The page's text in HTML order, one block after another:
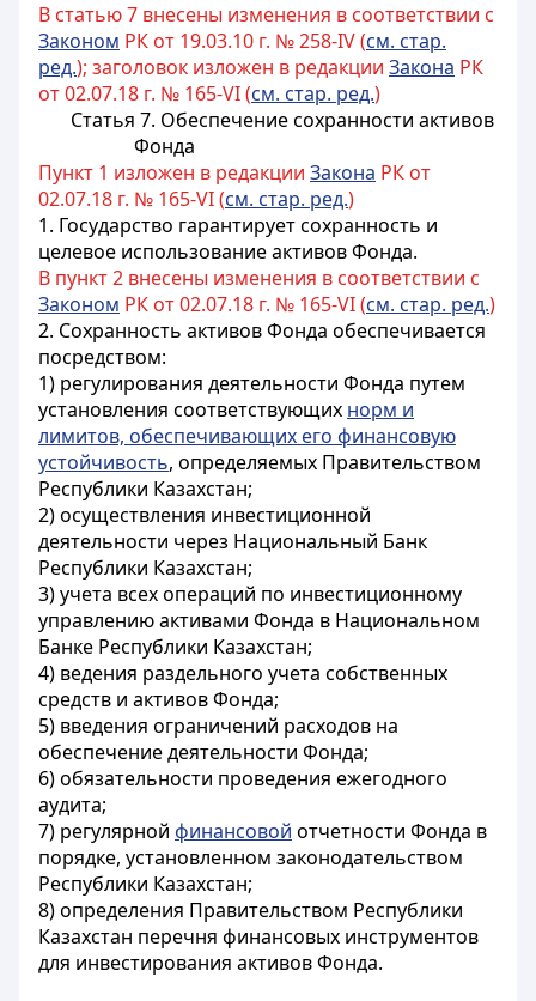
В статью 7 внесены изменения в соответствии с
Законом РК от 19.03.10 г. № 258-IV (см. стар.
ред.); заголовок изложен в редакции Закона РК
от 02.07.18 г. № 165-VI (см. стар. ред.)
Статья 7. Обеспечение сохранности активов
Фонда
Пункт 1 изложен в редакции Закона РК от
02.07.18 г. № 165-VI (см. стар. ред.)
1. Государство гарантирует сохранность и
целевое использование активов Фонда.
В пункт 2 внесены изменения в соответствии с
Законом РК от 02.07.18 г. № 165-VI (см. стар. ред.)
2. Сохранность активов Фонда обеспечивается
посредством:
1) регулирования деятельности Фонда путем
установления соответствующих норм и
лимитов, обеспечивающих его финансовую
устойчивость, определяемых Правительством
Республики Казахстан;
2) осуществления инвестиционной
деятельности через Национальный Банк
Республики Казахстан;
3) учета всех операций по инвестиционному
управлению активами Фонда в Национальном
Банке Республики Казахстан;
4) ведения раздельного учета собственных
средств и активов Фонда;
5) введения ограничений расходов на
обеспечение деятельности Фонда;
6) обязательности проведения ежегодного
аудита;
7) регулярной финансовой отчетности Фонда в
порядке, установленном законодательством
Республики Казахстан;
8) определения Правительством Республики
Казахстан перечня финансовых инструментов
для инвестирования активов Фонда.